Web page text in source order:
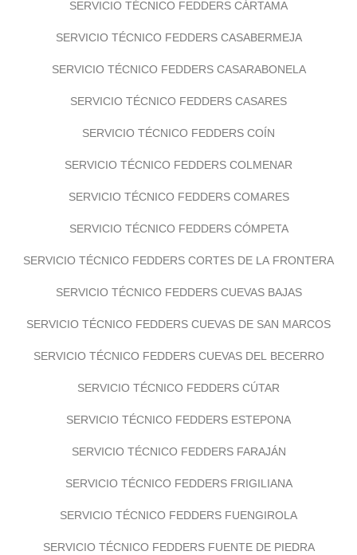
SERVICIO TÉCNICO FEDDERS CÁRTAMA
SERVICIO TÉCNICO FEDDERS CASABERMEJA
SERVICIO TÉCNICO FEDDERS CASARABONELA
SERVICIO TÉCNICO FEDDERS CASARES
SERVICIO TÉCNICO FEDDERS COÍN
SERVICIO TÉCNICO FEDDERS COLMENAR
SERVICIO TÉCNICO FEDDERS COMARES
SERVICIO TÉCNICO FEDDERS CÓMPETA
SERVICIO TÉCNICO FEDDERS CORTES DE LA FRONTERA
SERVICIO TÉCNICO FEDDERS CUEVAS BAJAS
SERVICIO TÉCNICO FEDDERS CUEVAS DE SAN MARCOS
SERVICIO TÉCNICO FEDDERS CUEVAS DEL BECERRO
SERVICIO TÉCNICO FEDDERS CÚTAR
SERVICIO TÉCNICO FEDDERS ESTEPONA
SERVICIO TÉCNICO FEDDERS FARAJÁN
SERVICIO TÉCNICO FEDDERS FRIGILIANA
SERVICIO TÉCNICO FEDDERS FUENGIROLA
SERVICIO TÉCNICO FEDDERS FUENTE DE PIEDRA